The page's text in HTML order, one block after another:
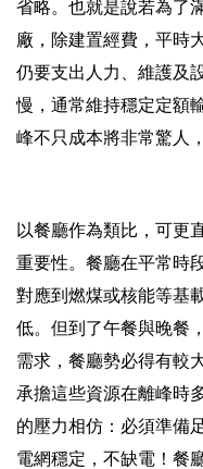
省略。也就是說若為了
廠，除建置經費，平時
仍要支出人力、維護及
慢，通常維持穩定定額
峰不只成本將非常驚人
以餐廳作為類比，可更
重要性。餐廳在平常時
對應到燃煤或核能等基
低。但到了午餐與晚餐
需求，餐廳勢必得有較
承擔這些資源在離峰時
的壓力相仿：必須準備
電網穩定，不缺電！餐